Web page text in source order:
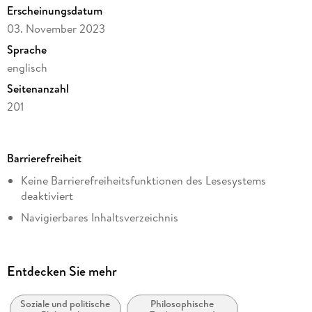
Erscheinungsdatum
03. November 2023
Sprache
englisch
Seitenanzahl
201
Reihe
Philosophy and Religion (R0)
Bradley Kaye
Springer International Publishing
mit Wasserzeichen versehen
Barrierefreiheit
Keine Barrierefreiheitsfunktionen des Lesesystems
deaktiviert
Navigierbares Inhaltsverzeichnis
dargestellt
Entdecken Sie mehr
Soziale und politische
Philosophische